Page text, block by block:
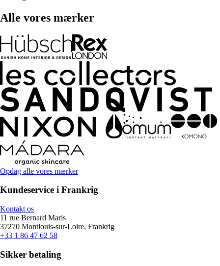
Alle vores mærker
Opdag alle vores mærker
Kundeservice i Frankrig
Kontakt os
11 rue Bernard Maris
37270 Montlouis-sur-Loire, Frankrig
+33 1 86 47 62 58
Sikker betaling